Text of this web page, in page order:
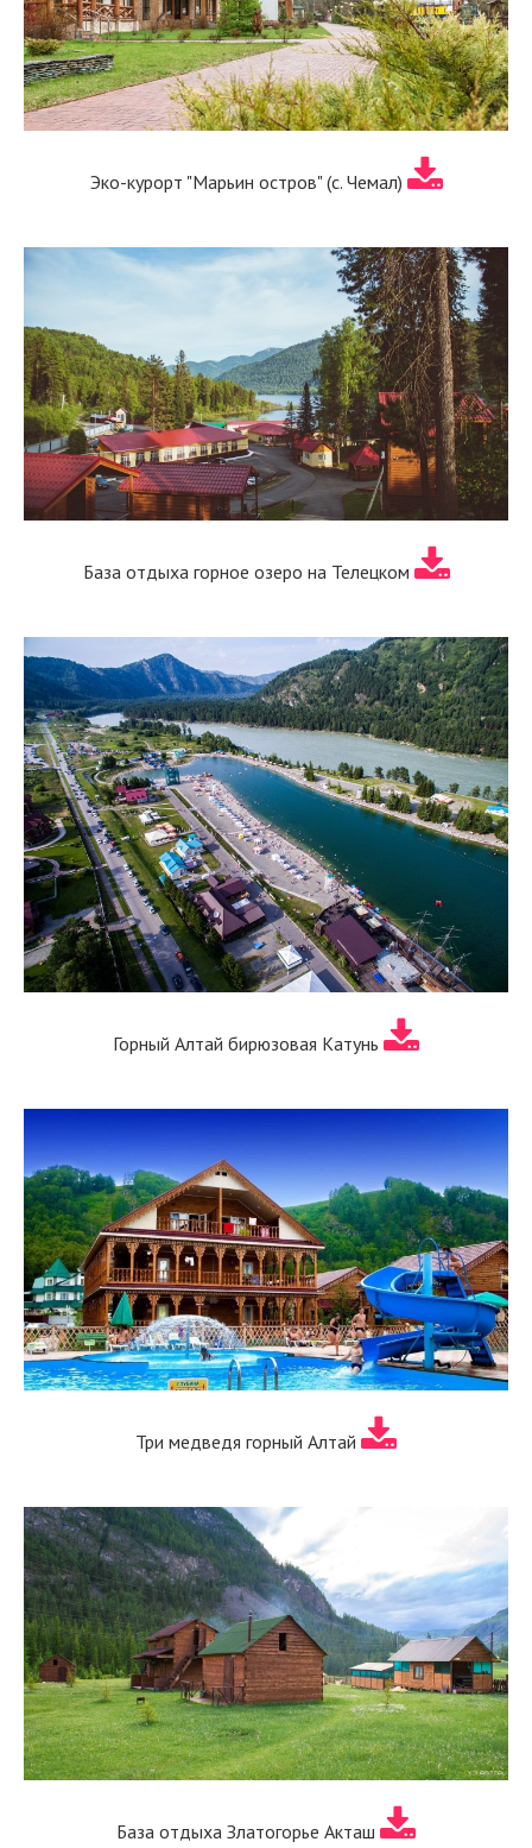
Эко-курорт "Марьин остров" (с. Чемал)
База отдыха горное озеро на Телецком
Горный Алтай бирюзовая Катунь
Три медведя горный Алтай
База отдыха Златогорье Акташ